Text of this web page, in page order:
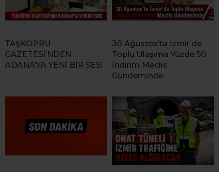
TAŞKÖPRÜ
GAZETESİ’NDEN
ADANA’YA YENİ BİR SES!
30 Ağustos’ta İzmir’de
Toplu Ulaşıma Yüzde 50
İndirim Meclis
Gündeminde